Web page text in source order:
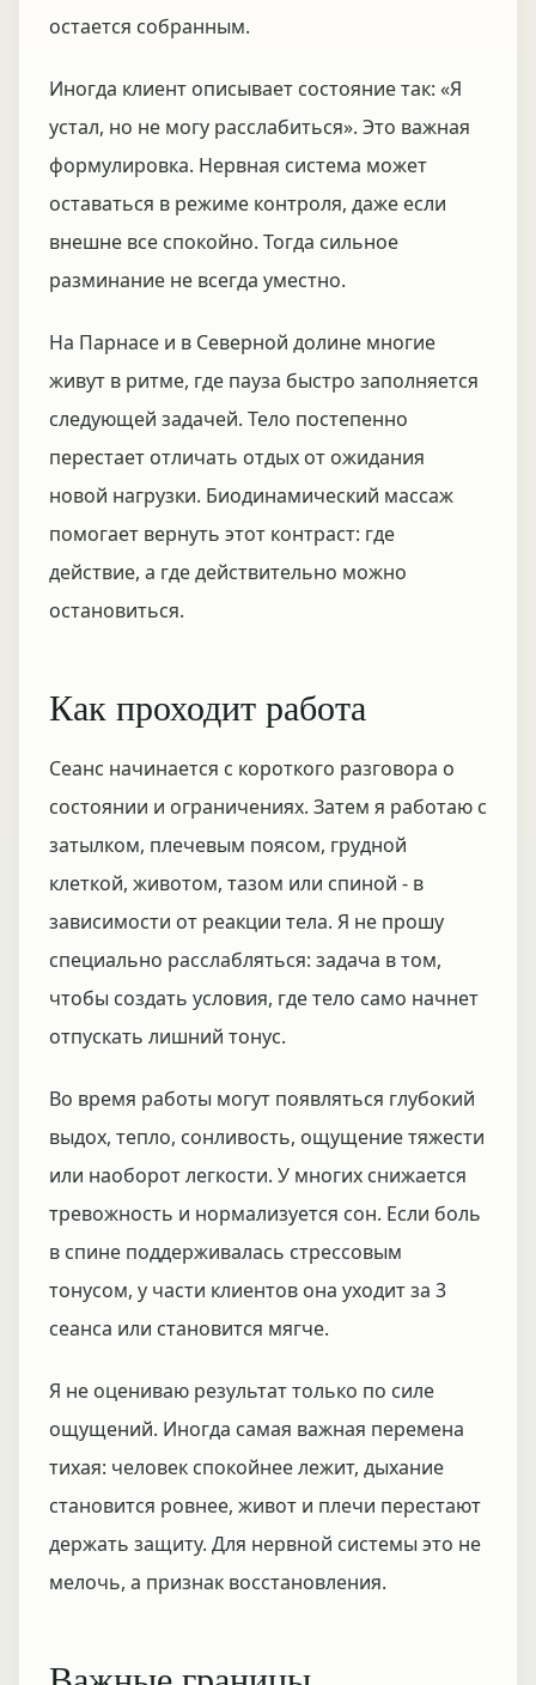
остается собранным.
Иногда клиент описывает состояние так: «Я
устал, но не могу расслабиться». Это важная
формулировка. Нервная система может
оставаться в режиме контроля, даже если
внешне все спокойно. Тогда сильное
разминание не всегда уместно.
На Парнасе и в Северной долине многие
живут в ритме, где пауза быстро заполняется
следующей задачей. Тело постепенно
перестает отличать отдых от ожидания
новой нагрузки. Биодинамический массаж
помогает вернуть этот контраст: где
действие, а где действительно можно
остановиться.
Как проходит работа
Сеанс начинается с короткого разговора о
состоянии и ограничениях. Затем я работаю с
затылком, плечевым поясом, грудной
клеткой, животом, тазом или спиной - в
зависимости от реакции тела. Я не прошу
специально расслабляться: задача в том,
чтобы создать условия, где тело само начнет
отпускать лишний тонус.
Во время работы могут появляться глубокий
выдох, тепло, сонливость, ощущение тяжести
или наоборот легкости. У многих снижается
тревожность и нормализуется сон. Если боль
в спине поддерживалась стрессовым
тонусом, у части клиентов она уходит за 3
сеанса или становится мягче.
Я не оцениваю результат только по силе
ощущений. Иногда самая важная перемена
тихая: человек спокойнее лежит, дыхание
становится ровнее, живот и плечи перестают
держать защиту. Для нервной системы это не
мелочь, а признак восстановления.